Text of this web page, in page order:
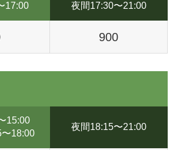
17:00 夜間17:30〜21:00
900
15:00
18:00
夜間18:15〜21:00